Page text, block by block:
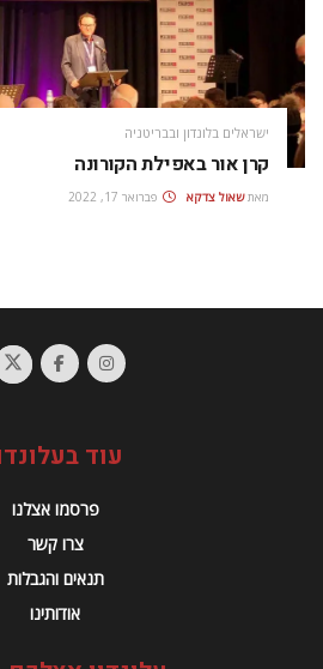
ישראלים בלונדון ובבריטניה
קרן אור באפילת הקורונה
מאת שאול צדקא פברואר 17, 2022
עוד
פרסמו אצלנו
צרו קשר
תנאים והגבלות
אודותינו